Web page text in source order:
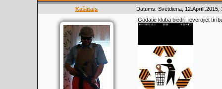
Kašātajs Datums: Svētdiena,
Godātie kluba biedri, ievērojiet